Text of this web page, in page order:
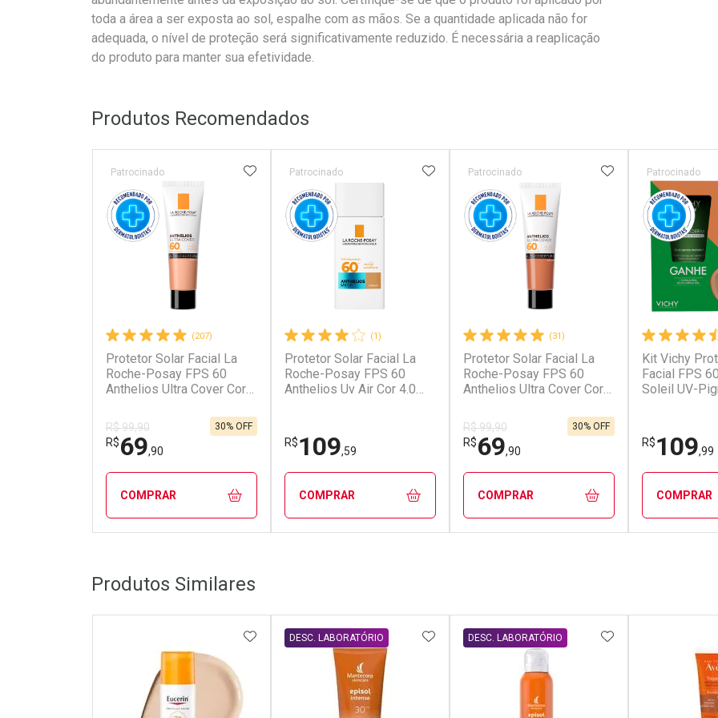
toda a área a ser exposta ao sol, espalhe com as mãos. Se a quantidade aplicada não for
adequada, o nível de proteção será significativamente reduzido. É necessária a reaplicação
do produto para manter sua efetividade.
Produtos Recomendados
(207)
Protetor Solar Facial La
Roche-Posay FPS 60
Anthelios Ultra Cover Cor
Patrocinado
R$ 99,90
R$69,90
30% OFF
ADICIONAR AOS FAVORITOS
COMPRAR
Dermaclub
Por Menos
(1)
Protetor Solar Facial La
Roche-Posay FPS 60
Anthelios Uv Air Cor 4.0
Patrocinado
R$109,59
ADICIONAR AOS FAVORITOS
COMPRAR
(31)
Protetor Solar Facial La
Roche-Posay FPS 60
Anthelios Ultra Cover Cor
Patrocinado
R$ 99,90
R$69,90
30% OFF
ADICIONAR AOS
COMPRAR
Kit Vichy
Facial FPS
Soleil UV-
Patrocinado
R$109,99
COMPRAR
Produtos Similares
ADICIONAR AOS FAVORITOS
DESC. LABORATÓRIO ADICIONAR AOS FAVORITOS
DESC. LABORATÓRIO ADICIONAR AOS